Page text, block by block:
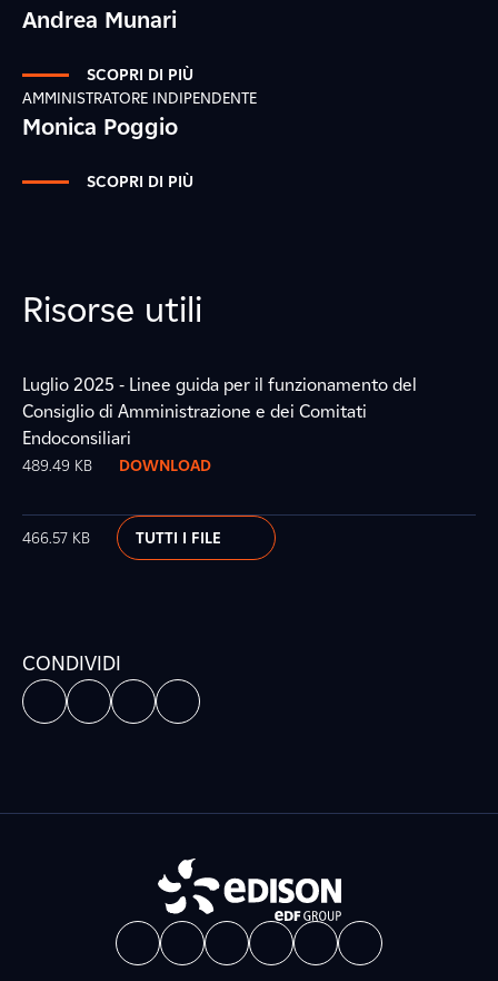
Andrea Munari
SCOPRI DI PIÙ
AMMINISTRATORE INDIPENDENTE
Monica Poggio
SCOPRI DI PIÙ
Risorse utili
Luglio 2025 - Linee guida per il funzionamento del
Consiglio di Amministrazione e dei Comitati
Endoconsiliari
489.49 KB DOWNLOAD
466.57 KB TUTTI I FILE
CONDIVIDI